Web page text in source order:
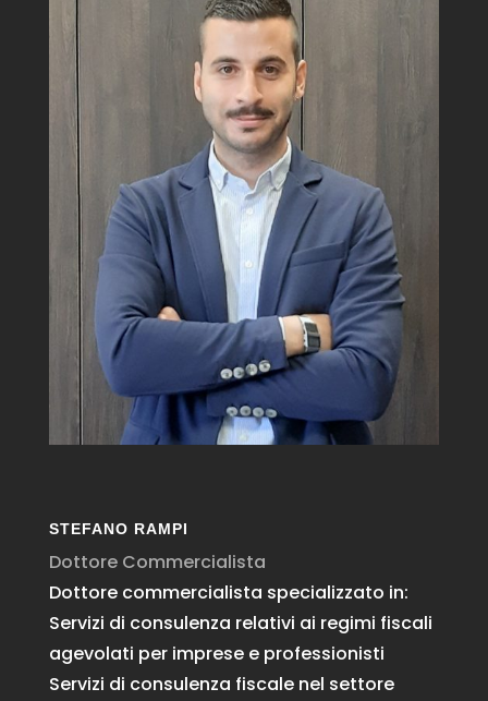
STEFANO RAMPI
Dottore Commercialista
Dottore commercialista specializzato in:
Servizi di consulenza relativi ai regimi fiscali
agevolati per imprese e professionisti
Servizi di consulenza fiscale nel settore